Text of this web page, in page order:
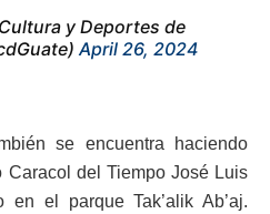
y Deportes de
April 26, 2024
se encuentra haciendo
Caracol del Tiempo José Luis
en el parque Tak’alik Ab’aj.